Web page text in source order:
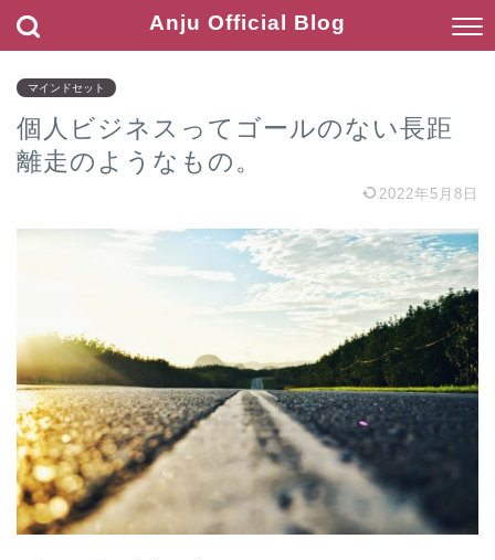
Anju Official Blog
マインドセット
個人ビジネスってゴールのない長距
離走のようなもの。
2022年5月8日